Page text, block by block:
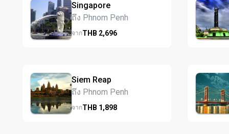
Singapore
ถึง Phnom Penh
จากTHB 2,696
Siem Reap
ถึง Phnom Penh
จากTHB 1,898